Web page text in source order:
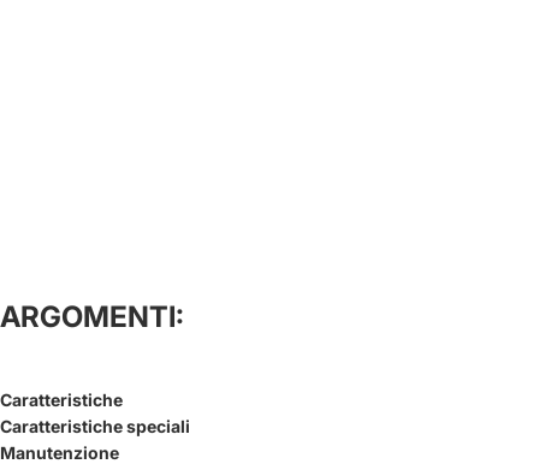
ARGOMENTI:
Caratteristiche
Caratteristiche speciali
Manutenzione